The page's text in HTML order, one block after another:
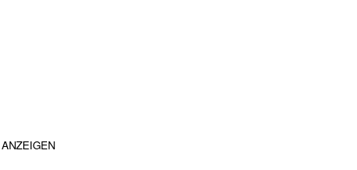
ANZEIGEN